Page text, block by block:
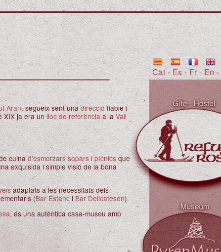
Aran, segueix sent unadirecció fiable i
XIX ja era un lloc de referència a la Vall
cuinad'esmorzars sopars i pícnics que
exquisida i simple visió de la bona
adaptats a les necessitats dels
(Bar Estanci Bar Delicatesen).
, és una autèntica casa-museu amb
Cat -Es - Fr-En-